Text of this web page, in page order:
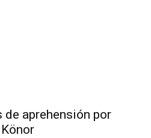
de aprehensión por